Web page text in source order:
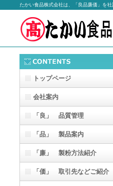
たかい食品株式会社は、「良品廉価」を
トップページ
会社案内
「良」 品質管理
「品」 製品案内
「廉」 製粉方法紹介
「価」 取引先などご紹介